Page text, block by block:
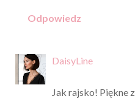
Odpowiedz
DaisyLine
Jak rajsko! Piękne